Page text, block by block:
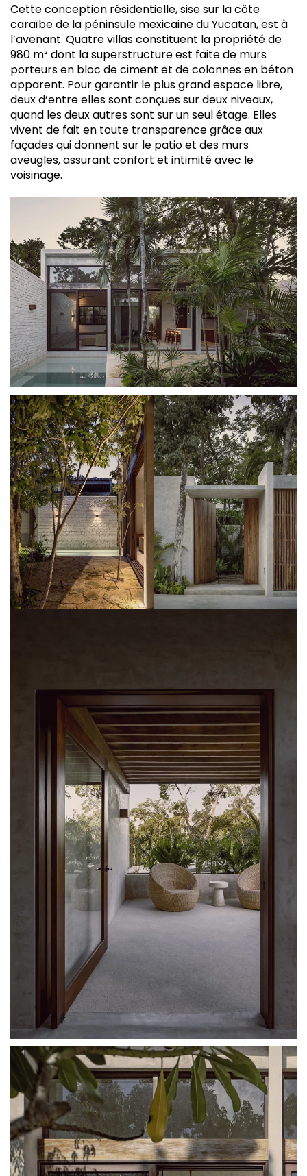
Cette conception résidentielle, sise sur la côte
caraïbe de la péninsule mexicaine du Yucatan, est à
l’avenant. Quatre villas constituent la propriété de
980 m² dont la superstructure est faite de murs
porteurs en bloc de ciment et de colonnes en béton
apparent. Pour garantir le plus grand espace libre,
deux d’entre elles sont conçues sur deux niveaux,
quand les deux autres sont sur un seul étage. Elles
vivent de fait en toute transparence grâce aux
façades qui donnent sur le patio et des murs
aveugles, assurant confort et intimité avec le
voisinage.